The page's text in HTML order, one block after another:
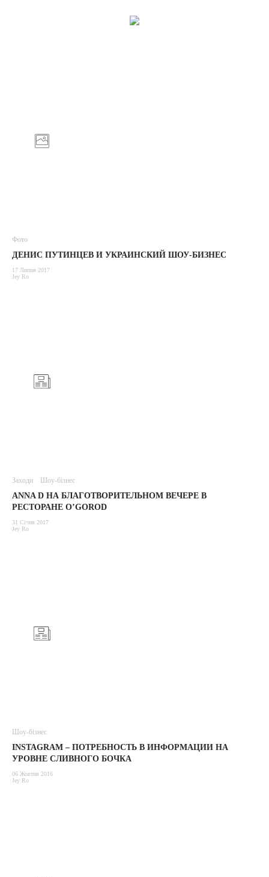
Фото
ДЕНИС ПУТИНЦЕВ И УКРАИНСКИЙ ШОУ-БИЗНЕС
17 Липня 2017
Jey Ro
Заходи Шоу-бізнес
ANNA D НА БЛАГОТВОРИТЕЛЬНОМ ВЕЧЕРЕ В
РЕСТОРАНЕ O’GOROD
31 Січня 2017
Jey Ro
Шоу-бізнес
INSTAGRAM – ПОТРЕБНОСТЬ В ИНФОРМАЦИИ НА
УРОВНЕ СЛИВНОГО БОЧКА
06 Жовтня 2016
Jey Ro